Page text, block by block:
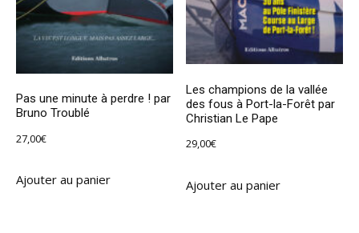
Pas une minute à perdre ! par
Bruno Troublé
27,00€
Ajouter au panier
Les champions de la vallée
des fous à Port-la-Forêt par
Christian Le Pape
29,00€
Ajouter au panier